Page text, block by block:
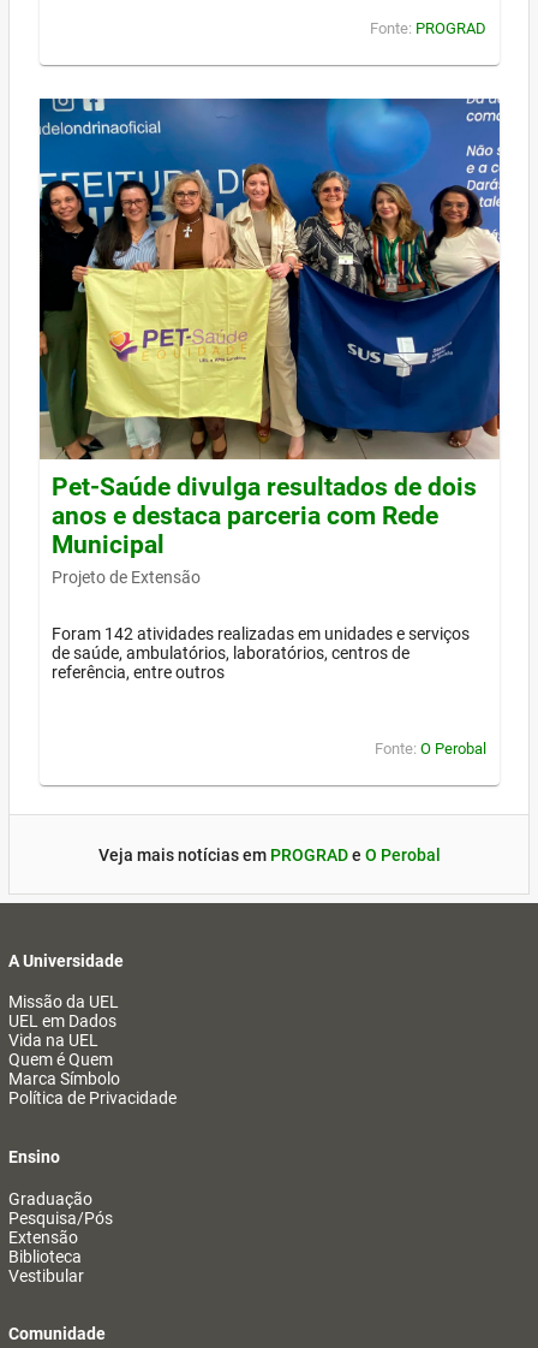
Fonte: PROGRAD
Pet-Saúde divulga resultados de dois
anos e destaca parceria com Rede
Municipal
Projeto de Extensão
Foram 142 atividades realizadas em unidades e serviços
de saúde, ambulatórios, laboratórios, centros de
referência, entre outros
Fonte: O Perobal
Veja mais notícias em PROGRADe O Perobal
A Universidade
Missão da UEL
UEL em Dados
Vida na UEL
Quem é Quem
Marca Símbolo
Política de Privacidade
Ensino
Graduação
Pesquisa/Pós
Extensão
Biblioteca
Vestibular
Comunidade